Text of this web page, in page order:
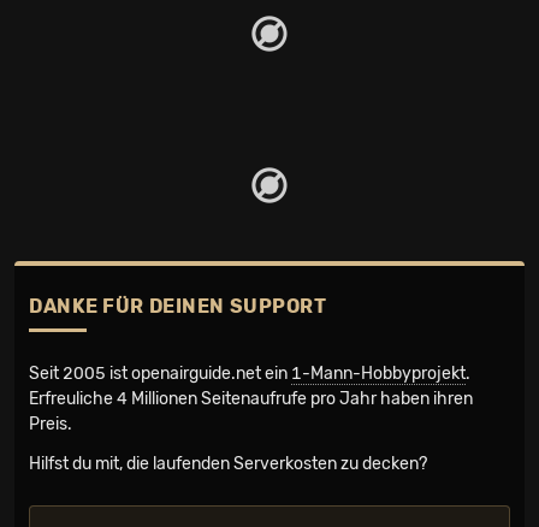
DANKE FÜR DEINEN SUPPORT
Seit 2005 ist openairguide.net ein 1-Mann-Hobbyprojekt.
Erfreuliche 4 Millionen Seiten­aufrufe pro Jahr haben ihren
Preis.
Hilfst du mit, die laufenden Serverkosten zu decken?